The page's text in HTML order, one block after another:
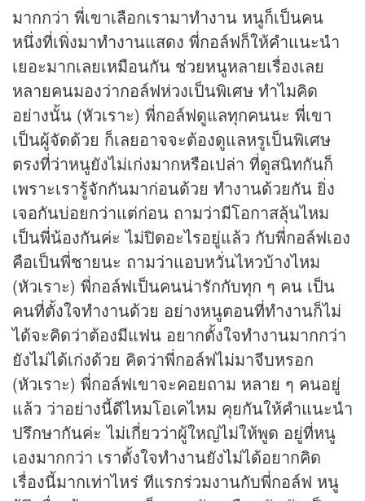
มากกว่า พี่เขาเลือกเรามาทำงาน หนูก็เป็นคน
หนึ่งที่เพิ่งมาทำงานแสดง พี่กอล์ฟก็ให้คำแนะนำ
เยอะมากเลยเหมือนกัน ช่วยหนูหลายเรื่องเลย
หลายคนมองว่ากอล์ฟห่วงเป็นพิเศษ ทำไมคิด
อย่างนั้น (หัวเราะ) พี่กอล์ฟดูแลทุกคนนะ พี่เขา
เป็นผู้จัดด้วย ก็เลยอาจจะต้องดูแลหรูเป็นพิเศษ
ตรงที่ว่าหนูยังไม่เก่งมากหรือเปล่า ที่ดูสนิทกันก็
เพราะเรารู้จักกันมาก่อนด้วย ทำงานด้วยกัน ยิ่ง
เจอกันบ่อยกว่าแต่ก่อน ถามว่ามีโอกาสลุ้นไหม
เป็นพี่น้องกันค่ะ ไม่ปิดอะไรอยู่แล้ว กับพี่กอล์ฟเอง
คือเป็นพี่ชายนะ ถามว่าแอบหวั่นไหวบ้างไหม
(หัวเราะ) พี่กอล์ฟเป็นคนน่ารักกับทุก ๆ คน เป็น
คนที่ตั้งใจทำงานด้วย อย่างหนูตอนที่ทำงานก็ไม่
ได้จะคิดว่าต้องมีแฟน อยากตั้งใจทำงานมากกว่า
ยังไม่ได้เก่งด้วย คิดว่าพี่กอล์ฟไม่มาจีบหรอก
(หัวเราะ) พี่กอล์ฟเขาจะคอยถาม หลาย ๆ คนอยู่
แล้ว ว่าอย่างนี้ดีไหมโอเคไหม คุยกันให้คำแนะนำ
ปรึกษากันค่ะ ไม่เกี่ยวว่าผู้ใหญ่ไม่ให้พูด อยู่ที่หนู
เองมากกว่า เราตั้งใจทำงานยังไม่ได้อยากคิด
เรื่องนี้มากเท่าไหร่ ทีแรกร่วมงานกับพี่กอล์ฟ หนู